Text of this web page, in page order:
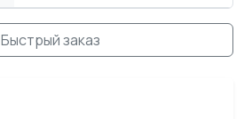
Быстрый заказ